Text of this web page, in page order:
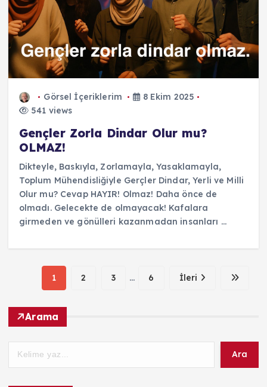
Görsel İçeriklerim
8 Ekim 2025
541 views
Gençler Zorla Dindar Olur mu?
OLMAZ!
Dikteyle, Baskıyla, Zorlamayla, Yasaklamayla,
Toplum Mühendisliğiyle Gerçler Dindar, Yerli ve Milli
Olur mu? Cevap HAYIR! Olmaz! Daha önce de
olmadı. Gelecekte de olmayacak! Kafalara
girmeden ve gönülleri kazanmadan insanları ...
1 2 3 ... 6 İleri
Arama
Ara